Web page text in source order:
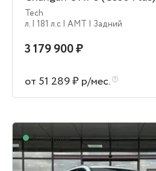
Tech
л. | 181 л.c | AMT | Задний
3 179 900 ₽
от 51 289 ₽ р/мес.
В наличии